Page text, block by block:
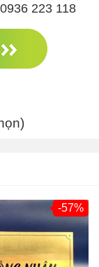
223 118
-57%